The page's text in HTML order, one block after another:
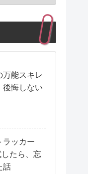
万能スキレ
後悔しない
ラッカー
したら、忘
話